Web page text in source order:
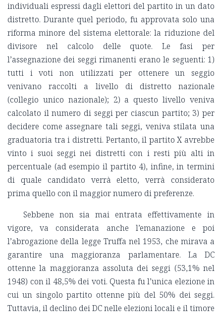
individuali espressi dagli elettori del partito in un dato
distretto. Durante quel periodo, fu approvata solo una
riforma minore del sistema elettorale: la riduzione del
divisore nel calcolo delle quote. Le fasi per
l’assegnazione dei seggi rimanenti erano le seguenti: 1)
tutti i voti non utilizzati per ottenere un seggio
venivano raccolti a livello di distretto nazionale
(collegio unico nazionale); 2) a questo livello veniva
calcolato il numero di seggi per ciascun partito; 3) per
decidere come assegnare tali seggi, veniva stilata una
graduatoria tra i distretti. Pertanto, il partito X avrebbe
vinto i suoi seggi nei distretti con i resti più alti in
percentuale (ad esempio il partito 4), infine, in termini
di quale candidato verrà eletto, verrà considerato
prima quello con il maggior numero di preferenze.
Sebbene non sia mai entrata effettivamente in
vigore, va considerata anche l’emanazione e poi
l’abrogazione della legge Truffa nel 1953, che mirava a
garantire una maggioranza parlamentare. La DC
ottenne la maggioranza assoluta dei seggi (53,1% nel
1948) con il 48,5% dei voti. Questa fu l’unica elezione in
cui un singolo partito ottenne più del 50% dei seggi.
Tuttavia, il declino dei DC nelle elezioni locali e il timore